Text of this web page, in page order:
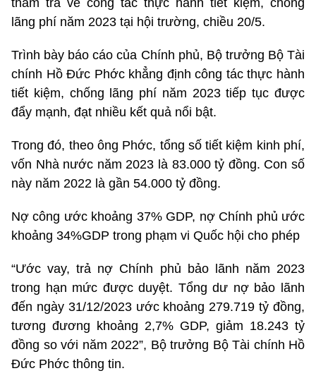
thẩm tra về công tác thực hành tiết kiệm, chống
lãng phí năm 2023 tại hội trường, chiều 20/5.
Trình bày báo cáo của Chính phủ, Bộ trưởng Bộ Tài
chính Hồ Đức Phớc khẳng định công tác thực hành
tiết kiệm, chống lãng phí năm 2023 tiếp tục được
đẩy mạnh, đạt nhiều kết quả nổi bật.
Trong đó, theo ông Phớc, tổng số tiết kiệm kinh phí,
vốn Nhà nước năm 2023 là 83.000 tỷ đồng. Con số
này năm 2022 là gần 54.000 tỷ đồng.
Nợ công ước khoảng 37% GDP, nợ Chính phủ ước
khoảng 34%GDP trong phạm vi Quốc hội cho phép
“Ước vay, trả nợ Chính phủ bảo lãnh năm 2023
trong hạn mức được duyệt. Tổng dư nợ bảo lãnh
đến ngày 31/12/2023 ước khoảng 279.719 tỷ đồng,
tương đương khoảng 2,7% GDP, giảm 18.243 tỷ
đồng so với năm 2022”, Bộ trưởng Bộ Tài chính Hồ
Đức Phớc thông tin.